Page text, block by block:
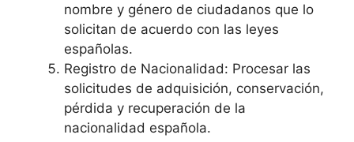
nombre y género de ciudadanos que lo
solicitan de acuerdo con las leyes
españolas.
Registro de Nacionalidad: Procesar las
solicitudes de adquisición, conservación,
pérdida y recuperación de la
nacionalidad española.